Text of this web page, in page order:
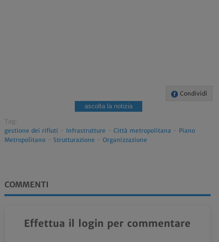
Condividi
ascolta la notizia
Tag:
gestione dei rifiuti - Infrastrutture - Città metropolitana - Piano
Metropolitano- Strutturazione - Organizzazione
COMMENTI
Effettua il login per commentare